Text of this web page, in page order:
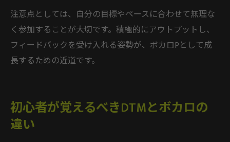
注意点としては、自分の目標やペースに合わせて無理な
く参加することが大切です。積極的にアウトプットし、
フィードバックを受け入れる姿勢が、ボカロPとして成
長するための近道です。
初心者が覚えるべきDTMとボカロの
違い